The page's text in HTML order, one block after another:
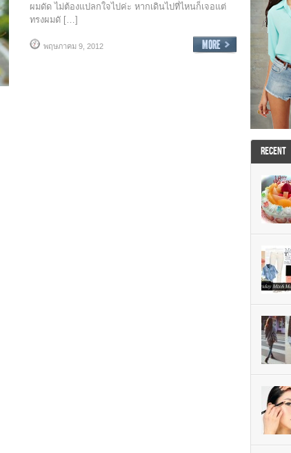
ผมดัด ไม่ต้องแปลกใจไปค่ะ หากเดินไปที่ไหนก็เจอแต่
ทรงผมดั […]
พฤษภาคม 9, 2012
RECENT